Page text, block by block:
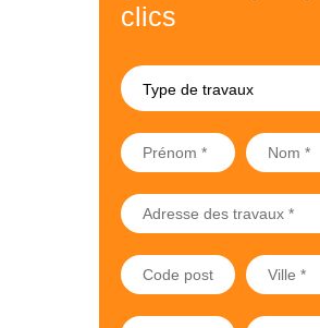
clics
Type de travaux